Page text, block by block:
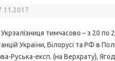
тимчасово – з 20 по
України, Білорусі та РФ в
Руська-експ. (на Верхрату),